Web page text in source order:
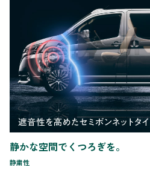
静かな空間でくつろぎを。
静粛性